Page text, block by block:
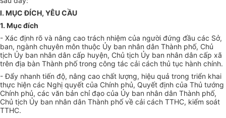
I. MỤC ĐÍCH, YÊU CẦU
1. Mục đích
- Xác định rõ và nâng cao trách nhiệm của người đứng đầu các Sở,
ban, ngành chuyên môn thuộc Ủy ban nhân dân Thành phố, Chủ
tịch Ủy ban nhân dân cấp huyện, Chủ tịch Ủy ban nhân dân cấp xã
trên địa bàn Thành phố trong công tác cải cách thủ tục hành chính.
- Đẩy nhanh tiến độ, nâng cao chất lượng, hiệu quả trong triển khai
thực hiện các Nghị quyết của Chính phủ, Quyết định của Thủ tướng
Chính phủ, các văn bản chỉ đạo của Ủy ban nhân dân Thành phố,
Chủ tịch Ủy ban nhân dân Thành phố về cải cách TTHC, kiểm soát
TTHC.